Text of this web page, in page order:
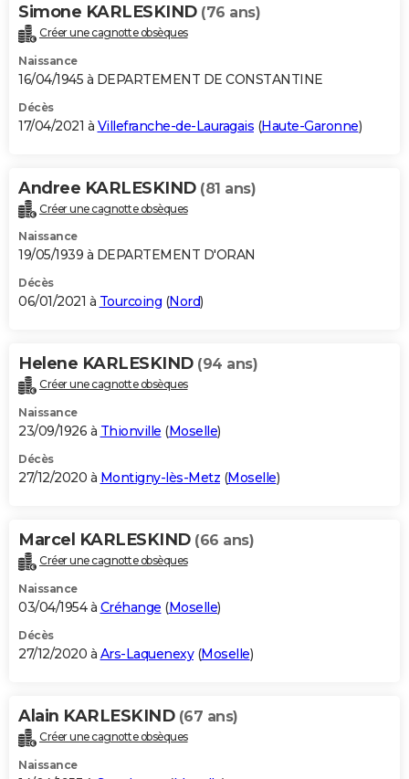
Simone KARLESKIND (76 ans)
Créer une cagnotte obsèques
Naissance
16/04/1945 à DEPARTEMENT DE CONSTANTINE
Décès
17/04/2021 à Villefranche-de-Lauragais (Haute-Garonne)
Andree KARLESKIND (81 ans)
Créer une cagnotte obsèques
Naissance
19/05/1939 à DEPARTEMENT D'ORAN
Décès
06/01/2021 à Tourcoing (Nord)
Helene KARLESKIND (94 ans)
Créer une cagnotte obsèques
Naissance
23/09/1926 à Thionville (Moselle)
Décès
27/12/2020 à Montigny-lès-Metz (Moselle)
Marcel KARLESKIND (66 ans)
Créer une cagnotte obsèques
Naissance
03/04/1954 à Créhange (Moselle)
Décès
27/12/2020 à Ars-Laquenexy(Moselle)
Alain KARLESKIND (67 ans)
Créer une cagnotte obsèques
Naissance